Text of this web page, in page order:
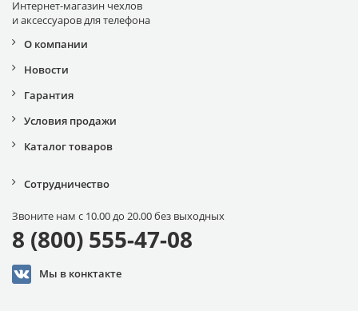
Интернет-магазин чехлов
и аксессуаров для телефона
О компании
Новости
Гарантия
Условия продажи
Каталог товаров
Сотрудничество
Звоните нам с 10.00 до 20.00 без выходных
8 (800) 555-47-08
Мы в конктакте